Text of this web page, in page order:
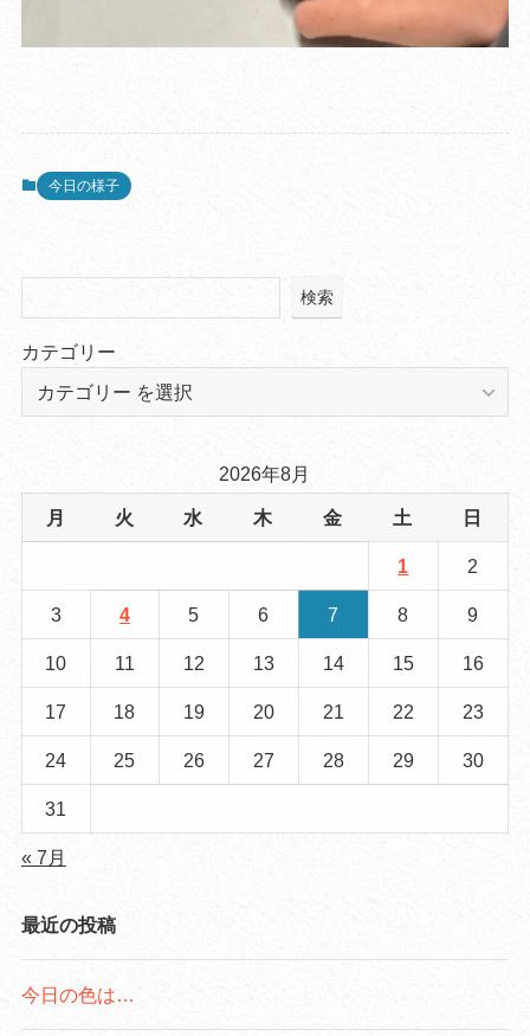
今日の様子
検索
カテゴリー
2026年8月
月 火 水 木 金 土 日
1 2
3 4 5 6 7 8 9
10 11 12 13 14 15 16
17 18 19 20 21 22 23
24 25 26 27 28 29 30
31
« 7月
最近の投稿
今日の色は…